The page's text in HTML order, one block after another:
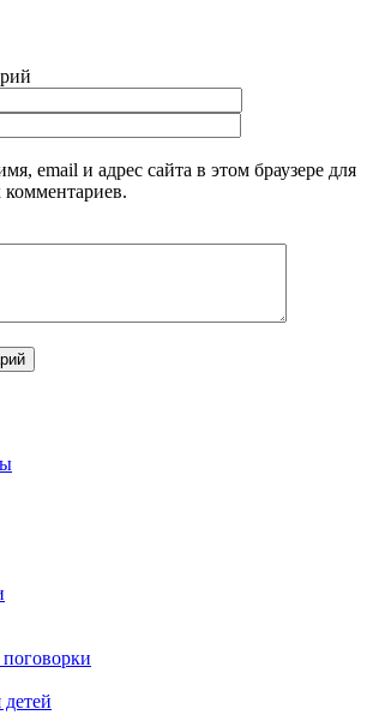
email и адрес сайта в этом браузере для